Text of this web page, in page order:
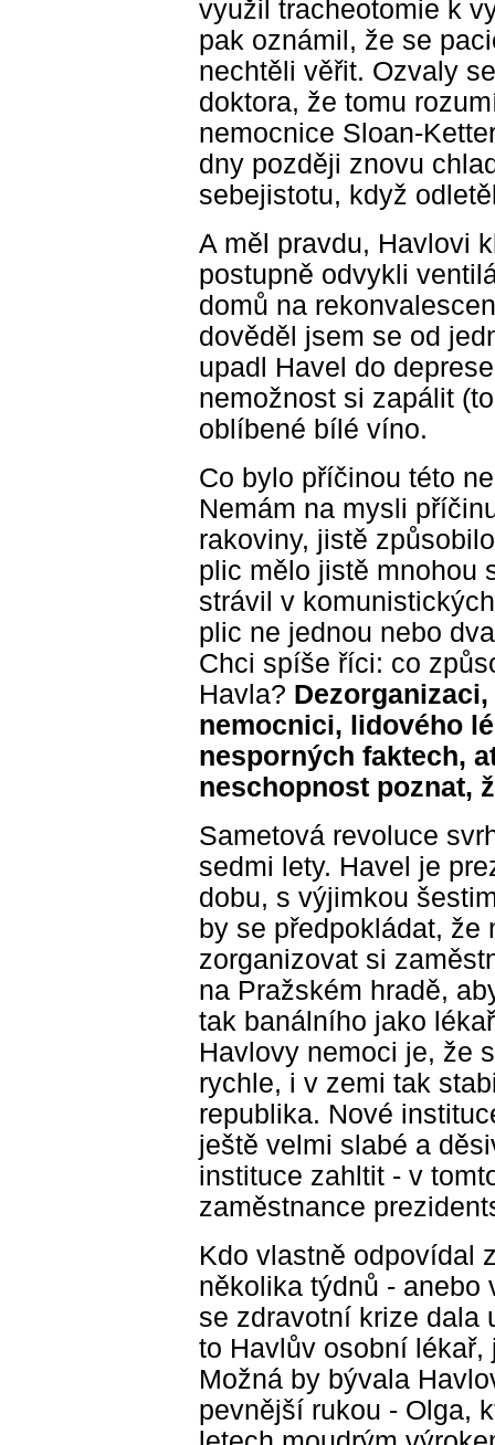
využil tracheotomie k
pak oznámil, že se
nechtěli věřit. Ozvaly
doktora, že tomu
nemocnice Sloan-
dny později znovu
sebejistotu, když
A měl pravdu, Havlovi
postupně odvykli
domů na
dověděl jsem se od
upadl Havel do
nemožnost si zapálit
oblíbené bílé víno.
Co bylo příčinou této
Nemám na mysli
rakoviny, jistě
plic mělo jistě mnohou
strávil v
plic ne jednou nebo
Chci spíše říci: co
Havla?
nemocnici, lidového
nesporných faktech,
neschopnost poznat,
Sametová revoluce
sedmi lety. Havel je
dobu, s výjimkou
by se předpokládat, že
zorganizovat si
na Pražském hradě,
tak banálního jako
Havlovy nemoci je, že
rychle, i v zemi tak
republika. Nové
ještě velmi slabé a
instituce zahltit - v
zaměstnance
Kdo vlastně odpovídal
několika týdnů -
se zdravotní krize dala
to Havlův osobní
Možná by bývala
pevnější rukou - Olga,